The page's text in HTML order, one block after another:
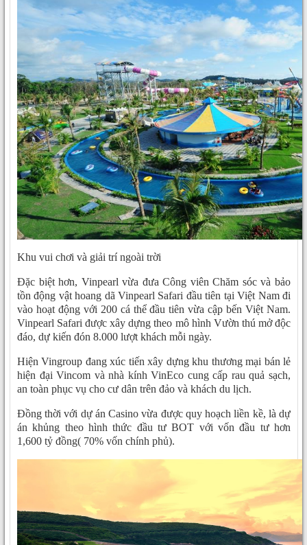
Khu vui chơi và giải trí ngoài trời
Đặc biệt hơn, Vinpearl vừa đưa Công viên Chăm sóc và bảo
tồn động vật hoang dã Vinpearl Safari đầu tiên tại Việt Nam đi
vào hoạt động với 200 cá thể đầu tiên vừa cập bến Việt Nam.
Vinpearl Safari được xây dựng theo mô hình Vườn thú mở độc
đáo, dự kiến đón 8.000 lượt khách mỗi ngày.
Hiện Vingroup đang xúc tiến xây dựng khu thương mại bán lẻ
hiện đại Vincom và nhà kính VinEco cung cấp rau quả sạch,
an toàn phục vụ cho cư dân trên đảo và khách du lịch.
Đồng thời với dự án Casino vừa được quy hoạch liền kề, là dự
án khủng theo hình thức đầu tư BOT với vốn đầu tư hơn
1,600 tỷ đồng( 70% vốn chính phủ).